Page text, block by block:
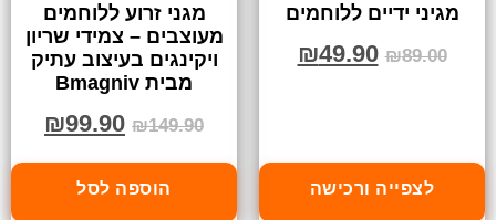
מגיני ידיים ללוחמים
₪89.00
₪49.90
לצפייה ורכישה
מגני זרוע ללוחמים
מעוצבים – צמידי שריון
ויקינגים בעיצוב עתיק
מבית Bmagniv
₪149.90
₪99.90
הוספה לסל